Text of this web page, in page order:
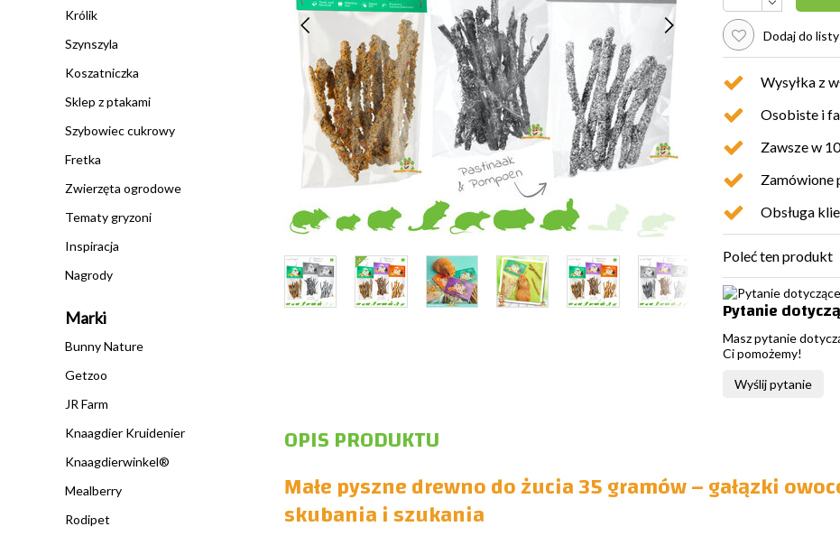
Królik
Szynszyla
Koszatniczka
Sklep z ptakami
Szybowiec cukrowy
Fretka
Zwierzęta ogrodowe
Tematy gryzoni
Inspiracja
Nagrody
Marki
Bunny Nature
Getzoo
JR Farm
Knaagdier Kruidenier
Knaagdierwinkel®
Mealberry
Rodipet
Dodaj do
Wysyłka z
Osobiste i
Zawsze w
Zamówione
Obsługa
Poleć ten produkt
Pytanie
Masz pytanie
Ci pomożemy!
Wyślij pytanie
OPIS PRODUKTU
Małe pyszne drewno do żucia 35 gramów – gałązki
skubania i szukania